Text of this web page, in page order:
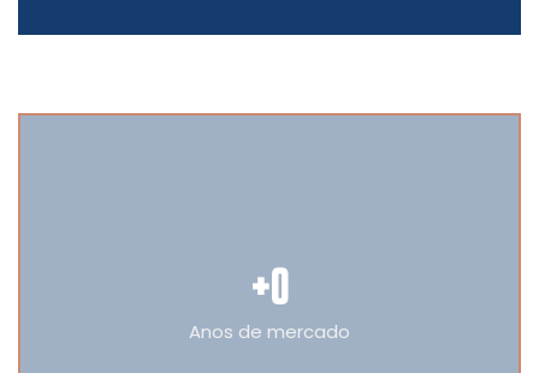
Anos de mercado
+0